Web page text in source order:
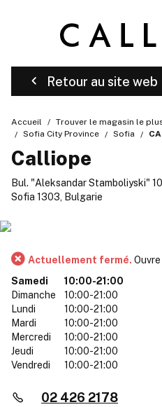
Retour au site web
Accueil Trouver le magasin le
Sofia City Province
Sofia
Calliope
Bul. "Aleksandar Stamboliyski"
Sofia 1303, Bulgarie
Actuellement fermé.
Samedi
10:00-21:00
Dimanche
10:00-21:00
Lundi
10:00-21:00
Mardi
10:00-21:00
Mercredi
10:00-21:00
Jeudi
10:00-21:00
Vendredi
10:00-21:00
02 426 2178